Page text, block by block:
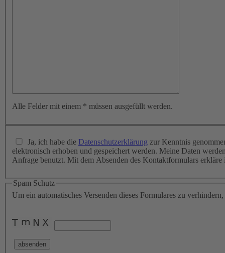
Alle Felder mit einem * müssen ausgefüllt werden.
Ja, ich habe die Datenschutzerklärung zur Kenntnis
elektronisch erhoben und gespeichert werden. Meine Daten werden dabei nur streng zweckgebunden zur Bearbeitung und Beantwortung meiner
Anfrage benutzt. Mit dem Absenden des
Spam Schutz
Um ein automatisches Versenden dieses Formulares zu